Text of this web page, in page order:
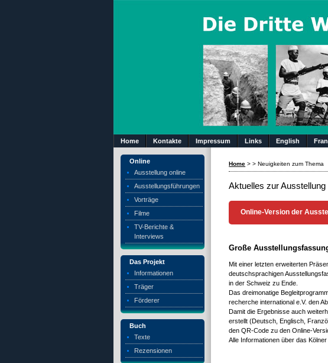
Home Kontakte Impressum Links English
Online
Ausstellung online
Ausstellungsführungen
Vorträge
Filme
TV-Berichte &
Interviews
Das Projekt
Informationen
Träger
Förderer
Buch
Texte
Rezensionen
Home >>Neuigkeiten zum Thema
Aktuelles zur Ausstellung
Online-Version der
Große
Mit einer letzten erweiterten
deutschsprachigen
in der Schweiz zu Ende.
Das dreimonatige
recherche international e.V. den
Damit die Ergebnisse auch
erstellt (Deutsch, Englisch,
den QR-Code zu den Online-
Alle Informationen über das